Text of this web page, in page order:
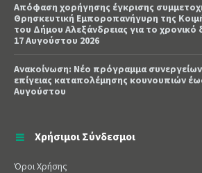
Απόφαση χορήγησης έγκρισης
Θρησκευτική Εμποροπανήγυρη της
του Δήμου Αλεξάνδρειας για το χρονικό
17 Αυγούστου 2026
Ανακοίνωση: Νέο πρόγραμμα
επίγειας καταπολέμησης κουνουπιών
Αυγούστου
Χρήσιμοι Σύνδεσμοι
Όροι Χρήσης